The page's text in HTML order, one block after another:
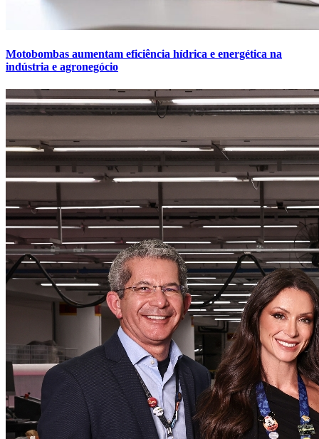
Motobombas aumentam eficiência hídrica e energética na
indústria e agronegócio